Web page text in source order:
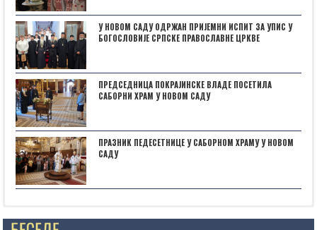
У НОВОМ САДУ ОДРЖАН ПРИЈЕМНИ ИСПИТ ЗА УПИС У
БОГОСЛОВИЈЕ СРПСКЕ ПРАВОСЛАВНЕ ЦРКВЕ
ПРЕДСЕДНИЦА ПОКРАЈИНСКЕ ВЛАДЕ ПОСЕТИЛА
САБОРНИ ХРАМ У НОВОМ САДУ
ПРАЗНИК ПЕДЕСЕТНИЦЕ У САБОРНОМ ХРАМУ У НОВОМ
САДУ
Posts not found